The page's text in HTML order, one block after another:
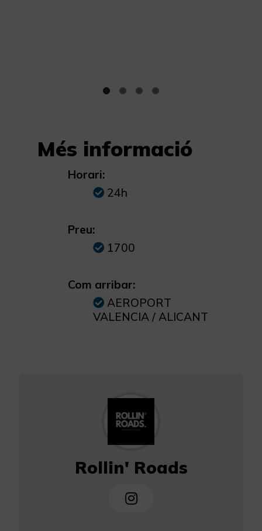
Més informació
Horari:
24h
Preu:
1700
Com arribar:
AEROPORT
VALENCIA / ALICANT
Rollin' Roads